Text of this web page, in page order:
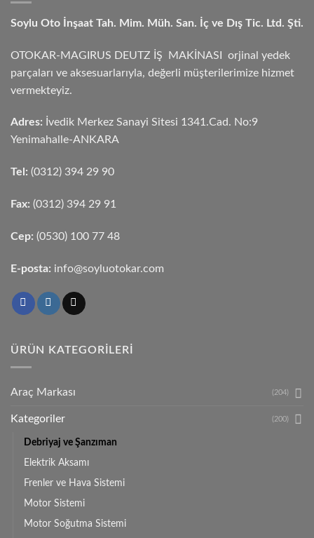
Soylu Oto İnşaat Tah. Mim. Müh. San. İç ve Dış Tic. Ltd. Şti.
OTOKAR-MAGIRUS DEUTZ İŞ MAKİNASI orjinal yedek
parçaları ve aksesuarlarıyla, değerli müşterilerimize hizmet
vermekteyiz.
Adres: İvedik Merkez Sanayi Sitesi 1341.Cad. No:9
Yenimahalle-ANKARA
Tel: (0312) 394 29 90
Fax: (0312) 394 29 91
Cep: (0530) 100 77 48
E-posta: info@soyluotokar.com
ÜRÜN KATEGORILERI
Araç Markası (204)
Kategoriler (200)
Debriyaj ve Şanzıman
Elektrik Aksamı
Frenler ve Hava Sistemi
Motor Sistemi
Motor Soğutma Sistemi